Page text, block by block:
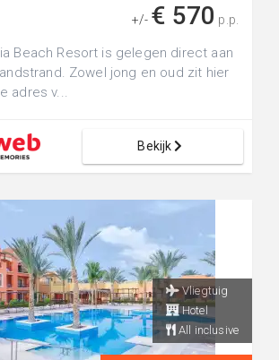
+/- € 570 p.p.
Beach Resort is gelegen direct aan
Zowel jong en oud zit hier
adres v...
Bekijk
Vliegtuig
Hotel
All inclusive